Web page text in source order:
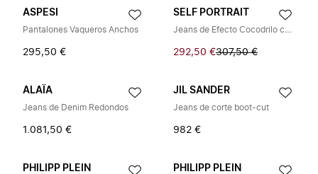
ASPESI
Pantalones Vaqueros Anchos
295,50 €
SELF PORTRAIT
Jeans de Efecto Cocodrilo con Pedrería
292,50 €307,50 €
ALAÏA
Jeans de Denim Redondos
1.081,50 €
JIL SANDER
Jeans de corte boot-cut
982 €
PHILIPP PLEIN PHILIPP PLEIN